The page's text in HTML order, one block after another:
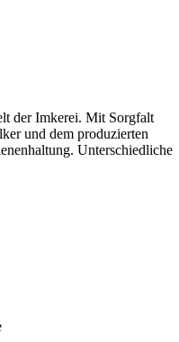
der Imkerei. Mit Sorgfalt
und dem produzierten
Unterschiedliche